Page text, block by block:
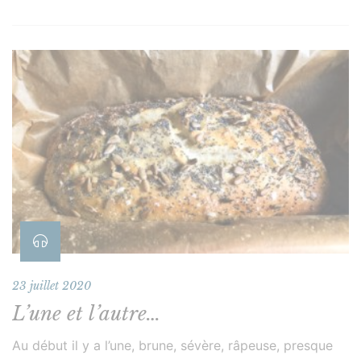
23 juillet 2020
L’une et l’autre…
Au début il y a l’une, brune, sévère, râpeuse, presque